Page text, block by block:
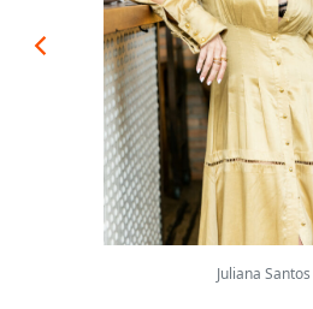
Juliana Santos